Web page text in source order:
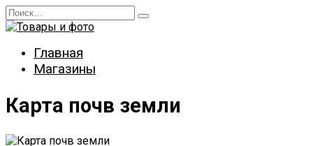
Перейти
к
Search
for:
Главная
Магазины
Карта почв земли